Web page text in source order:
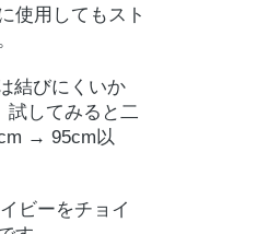
使用してもスト
結びにくいか
試してみると二
→ 95cm以
ビーをチョイ